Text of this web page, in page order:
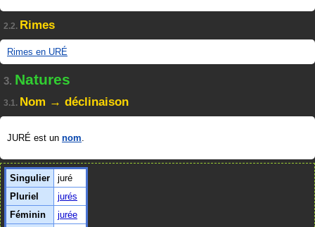
2.2. Rimes
Rimes en URÉ
3. Natures
3.1. Nom → déclinaison
JURÉ est un nom.
Singulier
juré
Pluriel
jurés
Féminin
jurée